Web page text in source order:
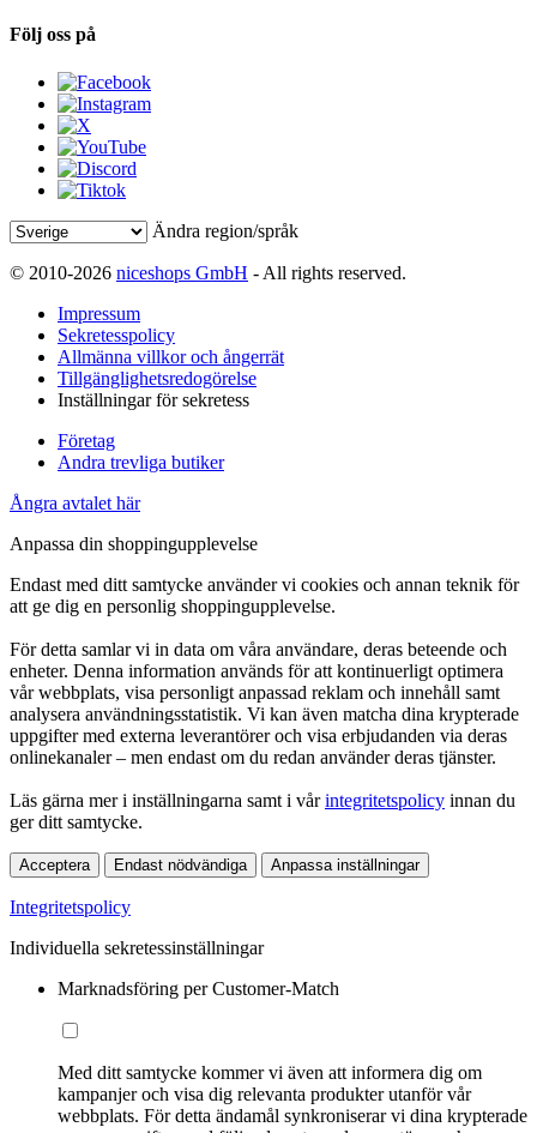
Följ oss på
Ändra region/språk
© 2010-2026 niceshops GmbH - All rights reserved.
Impressum
Sekretesspolicy
Allmänna villkor och ångerrät
Tillgänglighetsredogörelse
Inställningar för sekretess
Företag
Andra trevliga butiker
Ångra avtalet här
Anpassa din shoppingupplevelse
Endast med ditt samtycke använder vi cookies och annan teknik för
att ge dig en personlig shoppingupplevelse.
För detta samlar vi in data om våra användare, deras beteende och
enheter. Denna information används för att kontinuerligt optimera
vår webbplats, visa personligt anpassad reklam och innehåll samt
analysera användningsstatistik. Vi kan även matcha dina krypterade
uppgifter med externa leverantörer och visa erbjudanden via deras
onlinekanaler – men endast om du redan använder deras tjänster.
Läs gärna mer i inställningarna samt i vårintegritetspolicy innan du
ger ditt samtycke.
Acceptera Endast nödvändiga Anpassa inställningar
Integritetspolicy
Individuella sekretessinställningar
Marknadsföring per Customer-Match
Med ditt samtycke kommer vi även att informera dig om
kampanjer och visa dig relevanta produkter utanför vår
webbplats. För detta ändamål synkroniserar vi dina krypterade